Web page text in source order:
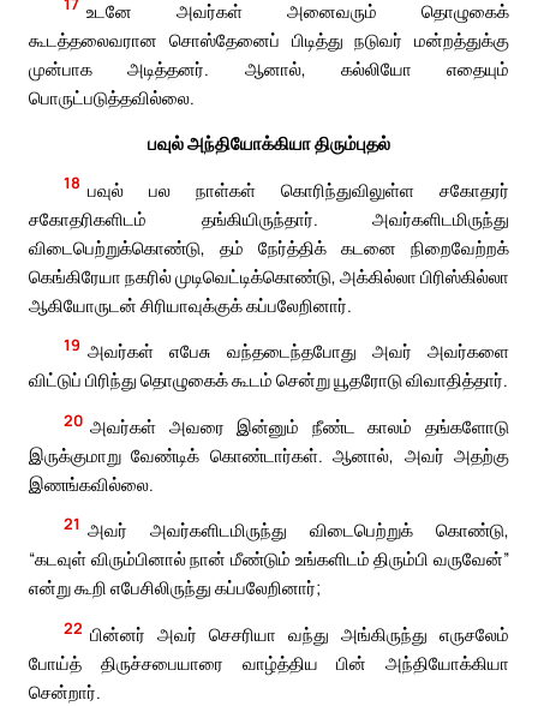
உடனே அவர்கள் அனைவரும் தொழுகைக்
கூடத்தலைவரான சொஸ்தேனைப் பிடித்து நடுவர் மன்றத்துக்கு
முன்பாக அடித்தனர். ஆனால், கல்லியோ எதையும்
பொருட்படுத்தவில்லை.
பவுல் அந்தியோக்கியா திரும்புதல்
18 பவுல் பல நாள்கள் கொரிந்துவிலுள்ள சகோதரர்
சகோதரிகளிடம் தங்கியிருந்தார். அவர்களிடமிருந்து
விடைபெற்றுக்கொண்டு, தம் நேர்த்திக் கடனை நிறைவேற்றக்
கெங்கிரேயா நகரில் முடிவெட்டிக்கொண்டு, அக்கில்லா பிரிஸ்கில்லா
ஆகியோருடன் சிரியாவுக்குக் கப்பலேறினார்.
19 அவர்கள் எபேசு வந்தடைந்தபோது அவர் அவர்களை
விட்டுப் பிரிந்து தொழுகைக் கூடம் சென்று யூதரோடு விவாதித்தார்.
20 அவர்கள் அவரை இன்னும் நீண்ட காலம் தங்களோடு
இருக்குமாறு வேண்டிக் கொண்டார்கள். ஆனால், அவர் அதற்கு
இணங்கவில்லை.
21 அவர் அவர்களிடமிருந்து விடைபெற்றுக் கொண்டு,
“கடவுள் விரும்பினால் நான் மீண்டும் உங்களிடம் திரும்பி வருவேன்”
என்று கூறி எபேசிலிருந்து கப்பலேறினார்;
22 பின்னர் அவர் செசரியா வந்து அங்கிருந்து எருசலேம்
போய்த் திருச்சபையாரை வாழ்த்திய பின் அந்தியோக்கியா
சென்றார்.